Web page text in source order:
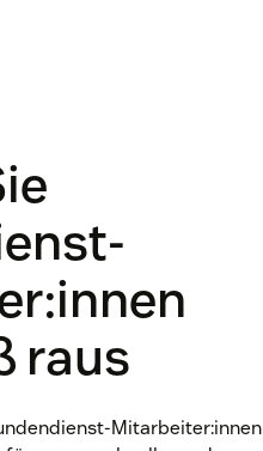
raus
Mitarbeiter:innen